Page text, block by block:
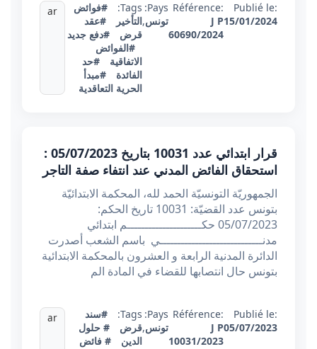
Publié le:
15/01/2024
Référence:
J P
60690/2024
Pays:
تونس,
Tags:
#فوائض
التأخير
#عقد
قرض
#دفع جديد
#الفوائض
الاتفاقية
#حد
الفائدة
#مبدأ
الحرية التعاقدية
ar
قرار ابتدائي عدد 10031 بتاريخ 05/07/2023 :
استحقاق الفائض المدني عند انتفاء صفة التاجر
الجمهوريّة التونسيّة الحمد لله، المحكمة الابتدائيّة
بتونس عدد القضيّة: 10031 تاريخ الحكم:
05/07/2023 حكـــــــــــــــــــــم ابتدائي
مدنـــــــــــــــــــــــــــــي ‏ باسم الشعب أصدرت
الدائرة المدنية الرابعة و العشرون بالمحكمة الابتدائية
بتونس حال انتصابها للقضاء في المادة الم
Publié le:
05/07/2023
Référence:
J P
10031/2023
Pays:
تونس,
Tags:
#سند
قرض
# حلول
الدين
# فائض
ar